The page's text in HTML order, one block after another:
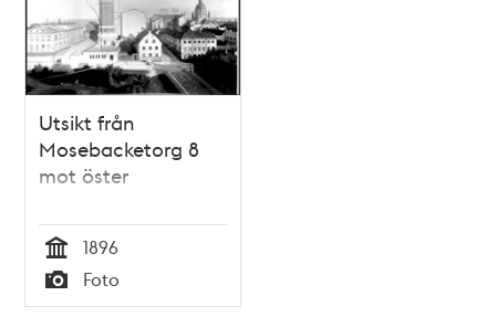
Utsikt från
Mosebacketorg 8
mot öster
Tid
1896
Typ
Foto